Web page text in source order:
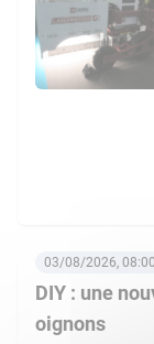
DIY : une
oignons
03/08/2026, 08:00